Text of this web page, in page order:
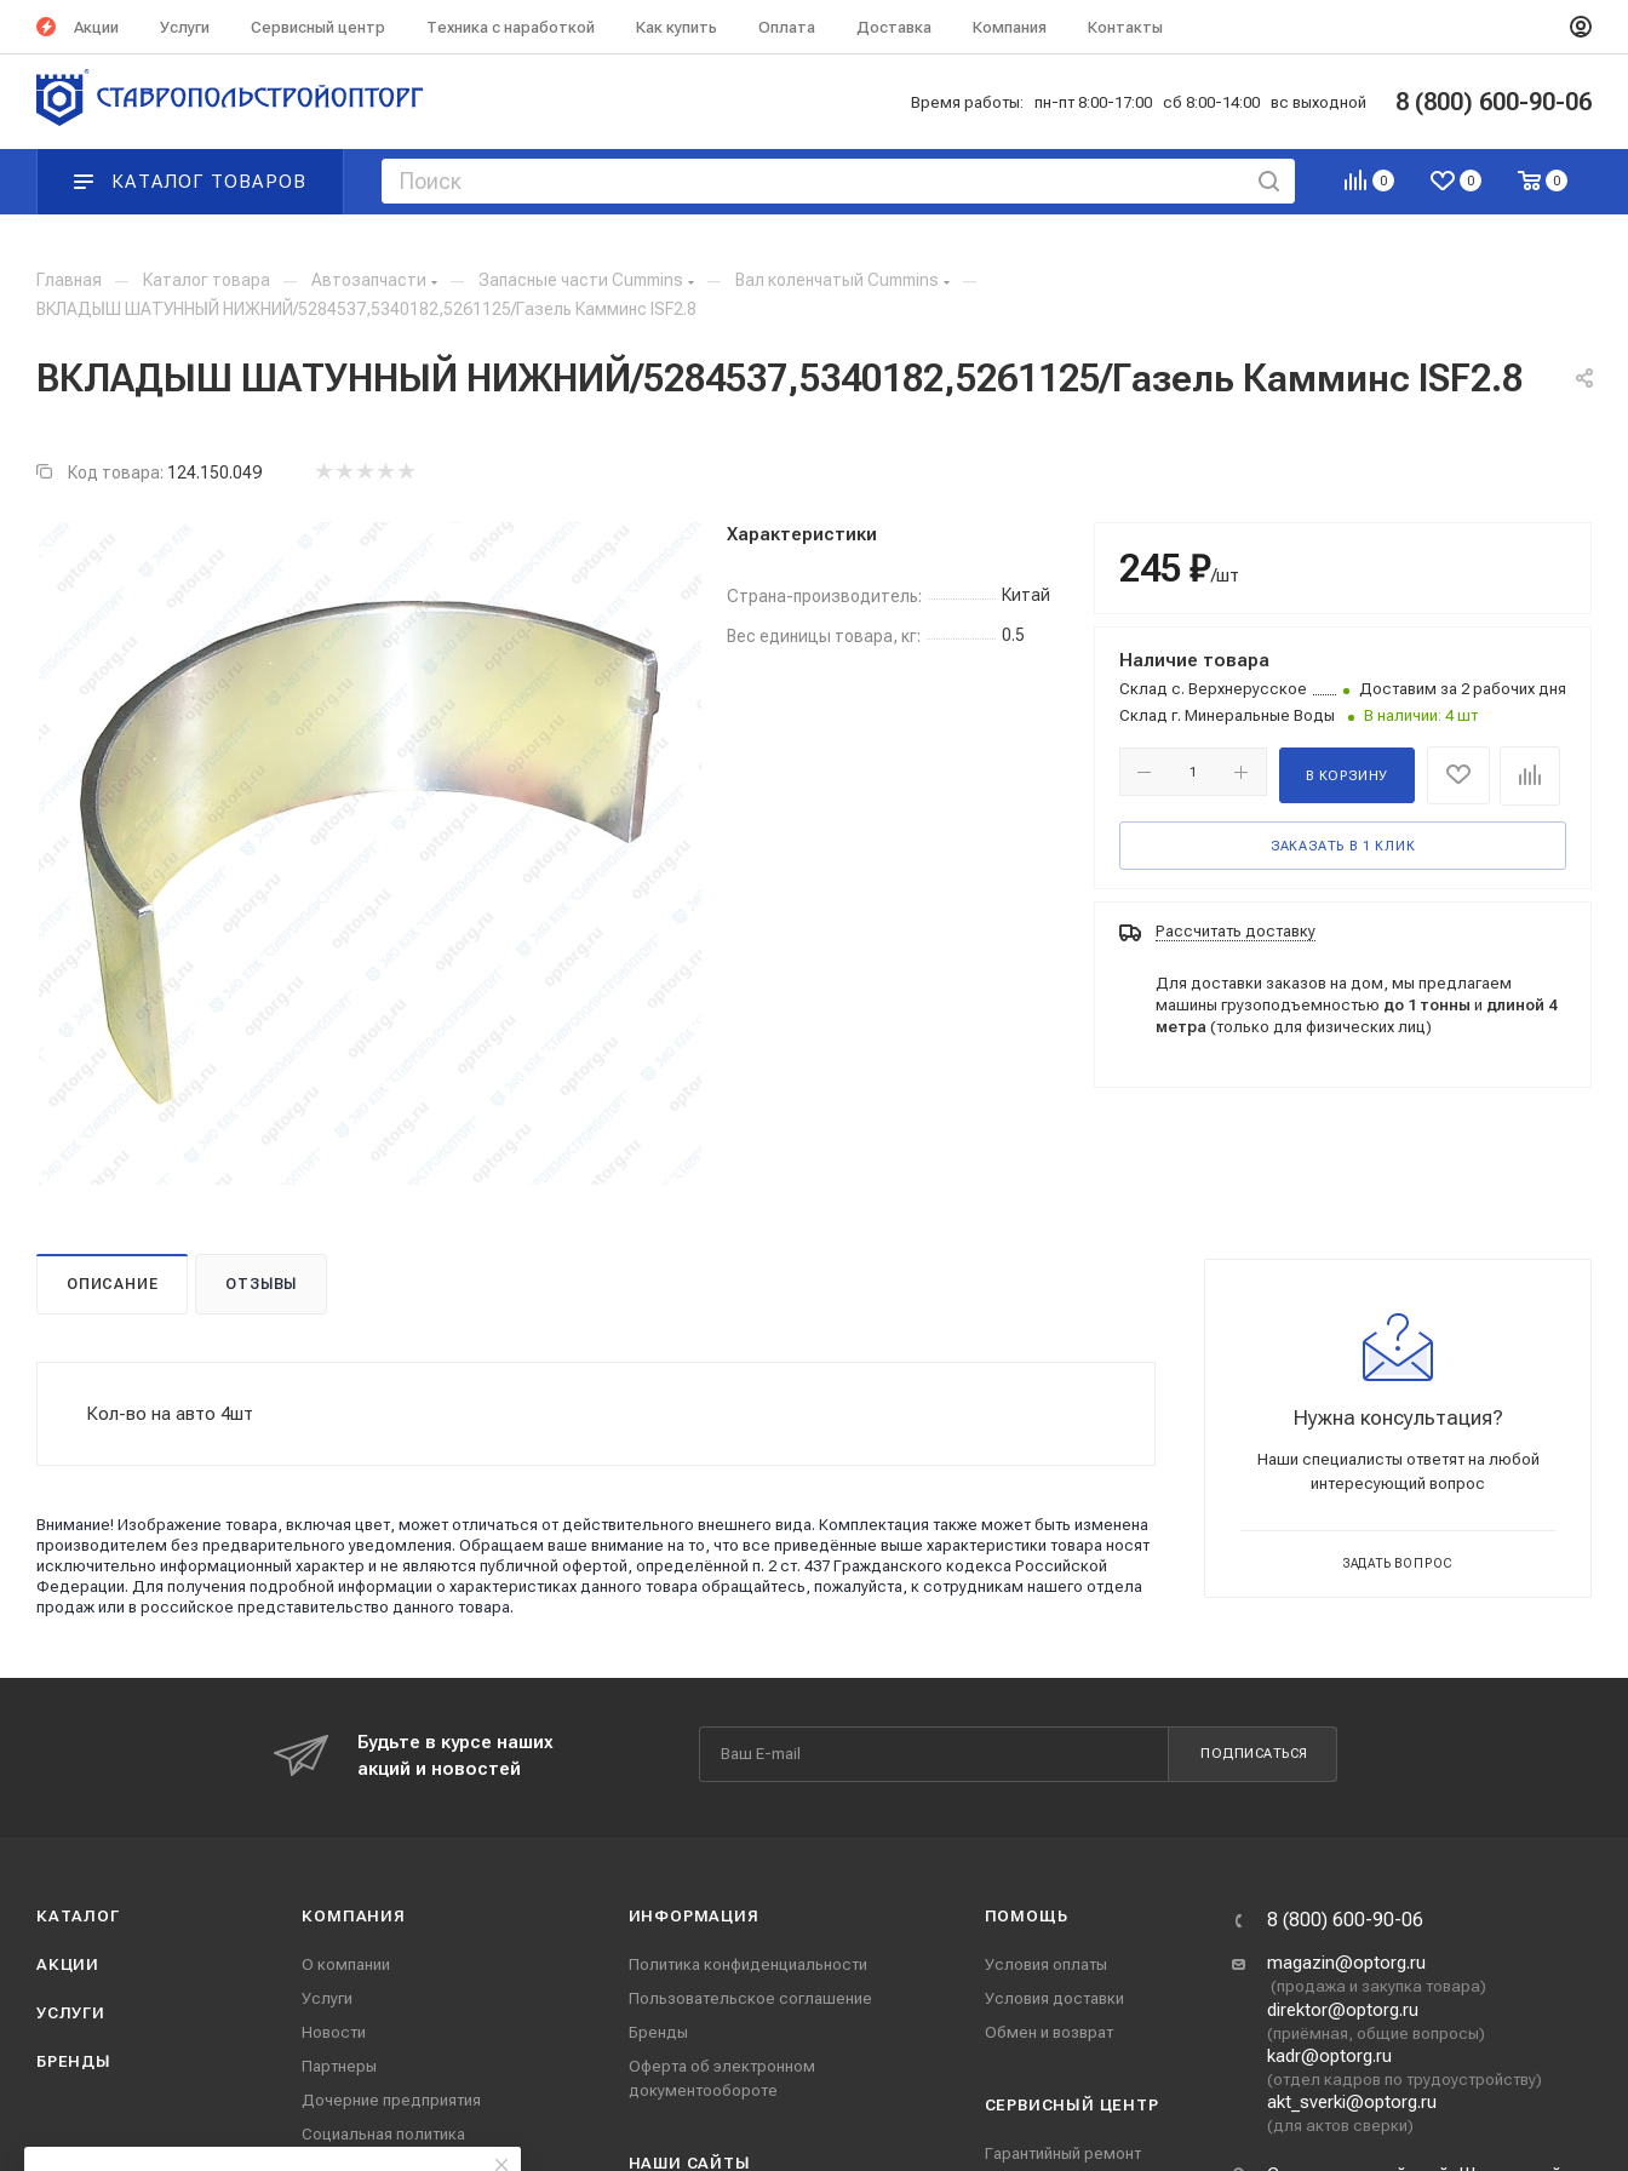
Акции Услуги Сервисный центр Техника с наработкой Как купить Оплата Доставка Компания Контакты
Время работы: пн-пт 8:00-17:00 сб 8:00-14:00 вс выходной 8 (800) 600-90-06
0 0 0
КАТАЛОГ ТОВАРОВ
Главная — Каталог товара — Автозапчасти — Запасные части Cummins — Вал коленчатый Cummins —
ВКЛАДЫШ ШАТУННЫЙ НИЖНИЙ/5284537,5340182,5261125/Газель Камминс ISF2.8
ВКЛАДЫШ ШАТУННЫЙ НИЖНИЙ/5284537,5340182,5261125/Газель Камминс ISF2.8
Код товара: 124.150.049
Характеристики
Страна-производитель: Китай
Вес единицы товара, кг: 0.5
245 ₽/шт
Наличие товара
Склад с. Верхнерусское
Доставим за 2 рабочих дня
Склад г. Минеральные Воды В наличии: 4 шт
В КОРЗИНУ
ЗАКАЗАТЬ В 1 КЛИК
Рассчитать доставку
Для доставки заказов на дом, мы предлагаем
машины грузоподъемностью до 1 тонны и длиной 4
метра (только для физических лиц)
ОПИСАНИЕ ОТЗЫВЫ
Кол-во на авто 4шт
Внимание! Изображение товара, включая цвет, может отличаться от действительного внешнего вида. Комплектация также может быть изменена
производителем без предварительного уведомления. Обращаем ваше внимание на то, что все приведённые выше характеристики товара носят
исключительно информационный характер и не являются публичной офертой, определённой п. 2 ст. 437 Гражданского кодекса Российской
Федерации. Для получения подробной информации о характеристиках данного товара обращайтесь, пожалуйста, к сотрудникам нашего отдела
продаж или в российское представительство данного товара.
Нужна консультация?
Наши специалисты ответят на любой
интересующий вопрос
ЗАДАТЬ ВОПРОС
Будьте в курсе наших
акций и новостей
ПОДПИСАТЬСЯ
КАТАЛОГ
АКЦИИ
УСЛУГИ
БРЕНДЫ
КОМПАНИЯ
О компании
Услуги
Новости
Партнеры
Дочерние предприятия
Социальная политика
ИНФОРМАЦИЯ
Политика конфиденциальности
Пользовательское соглашение
Бренды
Оферта об электронном
документообороте
НАШИ CАЙТЫ
ПОМОЩЬ
Условия оплаты
Условия доставки
Обмен и возврат
СЕРВИСНЫЙ ЦЕНТР
Гарантийный ремонт
8 (800) 600-90-06
magazin@optorg.ru
(продажа и закупка товара)
direktor@optorg.ru
(приёмная, общие вопросы)
kadr@optorg.ru
(отдел кадров по трудоустройству)
akt_sverki@optorg.ru
(для актов сверки)